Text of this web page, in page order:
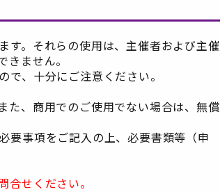
す。それらの使用は、主催者および主催
ません。
、十分にご注意ください。
た、商用でのご使用でない場合は、無償
要事項をご記入の上、必要書類等（申
せください。